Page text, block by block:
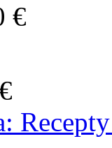
€